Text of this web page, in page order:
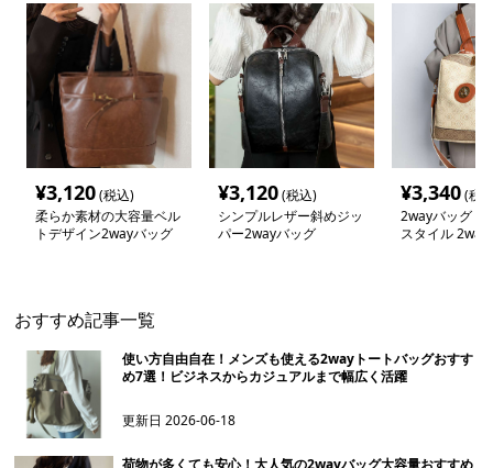
¥3,120(税込)
柔らか素材の大容量ベル
トデザイン2wayバッグ
¥3,120(税込)
シンプルレザー斜めジッ
パー2wayバッグ
¥3,340(税
2wayバッグ ク
スタイル 2way
おすすめ記事一覧
使い方自由自在！メンズも使える2wayトートバッグおすす
め7選！ビジネスからカジュアルまで幅広く活躍
更新日2026-06-18
荷物が多くても安心！大人気の2wayバッグ大容量おすすめ